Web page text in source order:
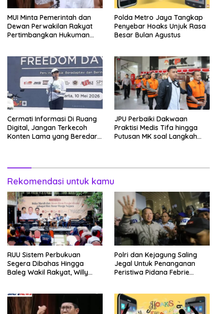
MUI Minta Pemerintah dan
Dewan Perwakilan Rakyat
Pertimbangkan Hukuman
Polda Metro Jaya Tangkap
Penyebar Hoaks Unjuk Rasa
Besar Bulan Agustus
Cermati Informasi Di Ruang
Digital, Jangan Terkecoh
Konten Lama yang Beredar
JPU Perbaiki Dakwaan
Praktisi Medis Tifa hingga
Putusan MK soal Langkah
Rekomendasi untuk kamu
RUU Sistem Perbukuan
Segera Dibahas Hingga
Baleg Wakil Rakyat, Willy
Polri dan Kejagung Saling
Jegal Untuk Penanganan
Peristiwa Pidana Febrie